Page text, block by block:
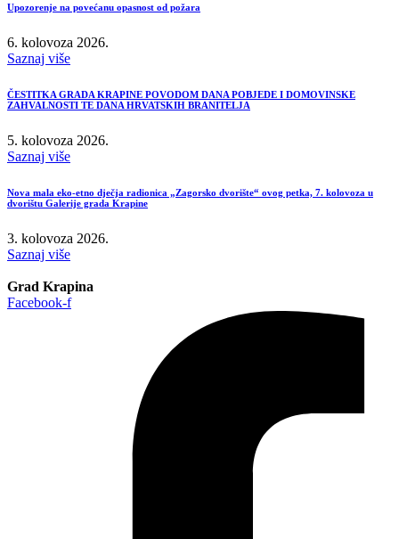
Upozorenje na povećanu opasnost od požara
6. kolovoza 2026.
Saznaj više
ČESTITKA GRADA KRAPINE POVODOM DANA POBJEDE I DOMOVINSKE
ZAHVALNOSTI TE DANA HRVATSKIH BRANITELJA
5. kolovoza 2026.
Saznaj više
Nova mala eko-etno dječja radionica „Zagorsko dvorište“ ovog petka, 7. kolovoza u
dvorištu Galerije grada Krapine
3. kolovoza 2026.
Saznaj više
Grad Krapina
Facebook-f